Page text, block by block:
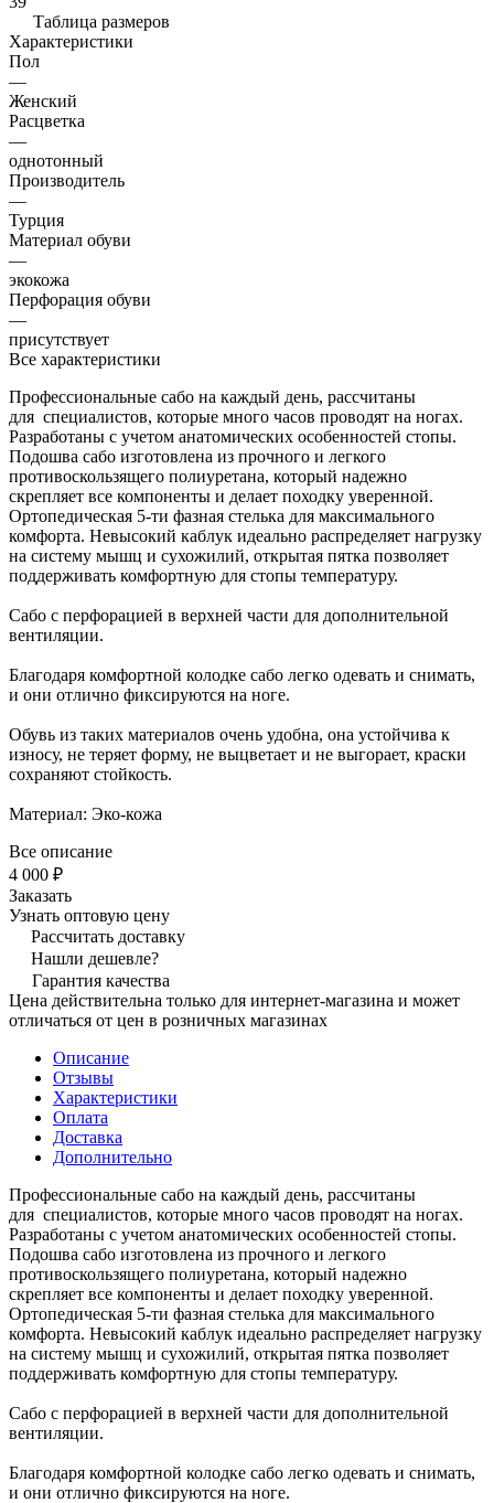
Таблица размеров
Характеристики
Пол
—
Женский
Расцветка
—
однотонный
Производитель
—
Турция
Материал обуви
—
экокожа
Перфорация обуви
—
присутствует
Все характеристики
Профессиональные сабо на каждый день, рассчитаны
для специалистов, которые много часов проводят на ногах.
Разработаны с учетом анатомических особенностей стопы.
Подошва сабо изготовлена из прочного и легкого
противоскользящего полиуретана, который надежно
скрепляет все компоненты и делает походку уверенной.
Ортопедическая 5-ти фазная стелька для максимального
комфорта. Невысокий каблук идеально распределяет нагрузку
на систему мышц и сухожилий, открытая пятка позволяет
поддерживать комфортную для стопы температуру.
Сабо с перфорацией в верхней части для дополнительной
вентиляции.
Благодаря комфортной колодке сабо легко одевать и снимать,
и они отлично фиксируются на ноге.
Обувь из таких материалов очень удобна, она устойчива к
износу, не теряет форму, не выцветает и не выгорает, краски
сохраняют стойкость.
Материал: Эко-кожа
Все описание
4 000 ₽
Заказать
Узнать оптовую цену
Рассчитать доставку
Нашли дешевле?
Гарантия качества
Цена действительна только для интернет-магазина и может
отличаться от цен в розничных магазинах
Описание
Отзывы
Характеристики
Оплата
Доставка
Дополнительно
Профессиональные сабо на каждый день, рассчитаны
для специалистов, которые много часов проводят на ногах.
Разработаны с учетом анатомических особенностей стопы.
Подошва сабо изготовлена из прочного и легкого
противоскользящего полиуретана, который надежно
скрепляет все компоненты и делает походку уверенной.
Ортопедическая 5-ти фазная стелька для максимального
комфорта. Невысокий каблук идеально распределяет нагрузку
на систему мышц и сухожилий, открытая пятка позволяет
поддерживать комфортную для стопы температуру.
Сабо с перфорацией в верхней части для дополнительной
вентиляции.
Благодаря комфортной колодке сабо легко одевать и снимать,
и они отлично фиксируются на ноге.